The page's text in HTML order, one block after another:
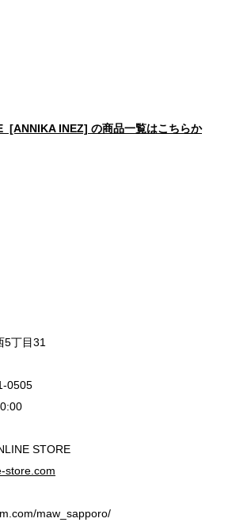
[ANNIKA INEZ] の商品一覧はこちらか
5丁目31
0505
STORE
store.com
maw_sapporo/